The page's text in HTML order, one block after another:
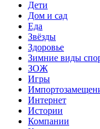
Дети
Дом и сад
Еда
Звёзды
Здоровье
Зимние виды
ЗОЖ
Игры
Интернет
Истории
Компании